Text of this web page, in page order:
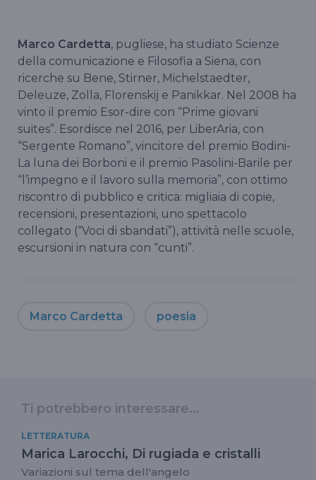
Marco Cardetta, pugliese, ha studiato Scienze
della comunicazione e Filosofia a Siena, con
ricerche su Bene, Stirner, Michelstaedter,
Deleuze, Zolla, Florenskij e Panikkar. Nel 2008 ha
vinto il premio Esor-dire con “Prime giovani
suites”. Esordisce nel 2016, per LiberAria, con
“Sergente Romano”, vincitore del premio Bodini-
La luna dei Borboni e il premio Pasolini-Barile per
“l’impegno e il lavoro sulla memoria”, con ottimo
riscontro di pubblico e critica: migliaia di copie,
recensioni, presentazioni, uno spettacolo
collegato (“Voci di sbandati”), attività nelle scuole,
escursioni in natura con “cunti”.
Marco Cardetta poesia
Ti potrebbero interessare...
LETTERATURA
Marica Larocchi, Di rugiada e cristalli
Variazioni sul tema dell'angelo